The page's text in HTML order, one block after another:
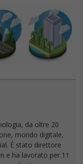
da oltre 20
mondo digitale,
È stato direttore
e ha lavorato per 11